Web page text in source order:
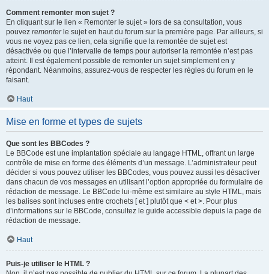
Comment remonter mon sujet ?
En cliquant sur le lien « Remonter le sujet » lors de sa consultation, vous
pouvez remonterle sujet en haut du forum sur la première page. Par ailleurs, si
vous ne voyez pas ce lien, cela signifie que la remontée de sujet est
désactivée ou que l’intervalle de temps pour autoriser la remontée n’est pas
atteint. Il est également possible de remonter un sujet simplement en y
répondant. Néanmoins, assurez-vous de respecter les règles du forum en le
faisant.
Haut
Mise en forme et types de sujets
Que sont les BBCodes ?
Le BBCode est une implantation spéciale au langage HTML, offrant un large
contrôle de mise en forme des éléments d’un message. L’administrateur peut
décider si vous pouvez utiliser les BBCodes, vous pouvez aussi les désactiver
dans chacun de vos messages en utilisant l’option appropriée du formulaire de
rédaction de message. Le BBCode lui-même est similaire au style HTML, mais
les balises sont incluses entre crochets [ et ] plutôt que < et >. Pour plus
d’informations sur le BBCode, consultez le guide accessible depuis la page de
rédaction de message.
Haut
Puis-je utiliser le HTML ?